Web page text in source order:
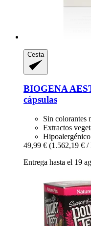
Cesta
BIOGENA
cápsulas
Sin colorantes
Extractos
Hipoalergénico
49,99 € (1.562,19 € /
Entrega hasta el 19